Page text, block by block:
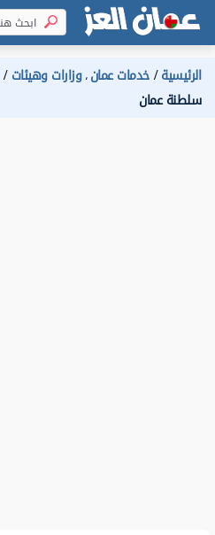
الرئيسية خدمات عمان،وزارات وهيئات
سلطنة عمان